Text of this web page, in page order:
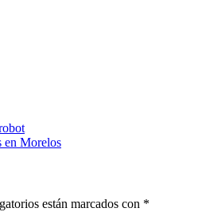
en Morelos
están marcados con *